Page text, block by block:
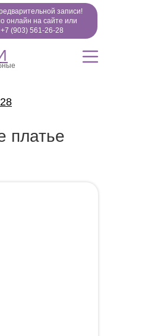
записи!
онлайн на сайте или
(903) 561-26-28
платье